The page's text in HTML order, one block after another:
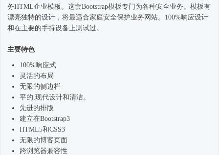
务HTML企业模板。这套Bootstrap模板专门为各种安全业务。模板有
漂亮独特的设计，将最适合家庭安全保护业务网站。100%响应设计
和在主要的手持设备上测试过。
主要特色
100%响应式
灵活的布局
无限的侧边栏
平的,现代设计和清洁。
先进的排版
建立在Bootstrap3
HTML5和CSS3
无限的博客页面
跨浏览器兼容性